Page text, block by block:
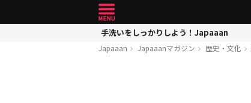
手洗いをしっかりしよう！Japaaan
Japaaan Japaaanマガジン 歴史・文化